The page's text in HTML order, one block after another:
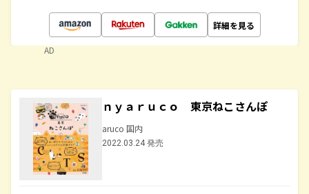
詳細を見る
AD
ｎｙａｒｕｃｏ 東京ねこさんぽ
aruco 国内
2022.03.24 発売